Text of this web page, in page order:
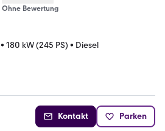
Ohne Bewertung
• 180 kW (245 PS) • Diesel
Kontakt Parken